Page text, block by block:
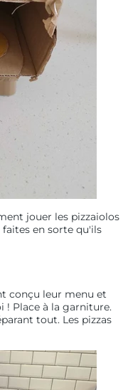
jouer les pizzaiolos
en sorte qu'ils
conçu leur menu et
Place à la garniture.
tout. Les pizzas